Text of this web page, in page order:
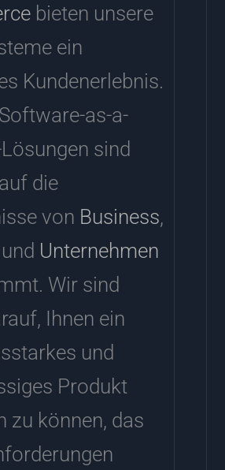
bieten unsere
ein
Kundenerlebnis.
as-a-
sind
die
von Business,
und Unternehmen
Wir sind
Ihnen ein
und
Produkt
zu können, das